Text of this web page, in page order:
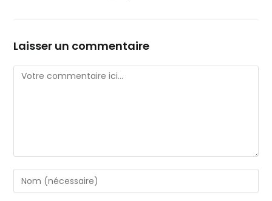
Laisser un commentaire